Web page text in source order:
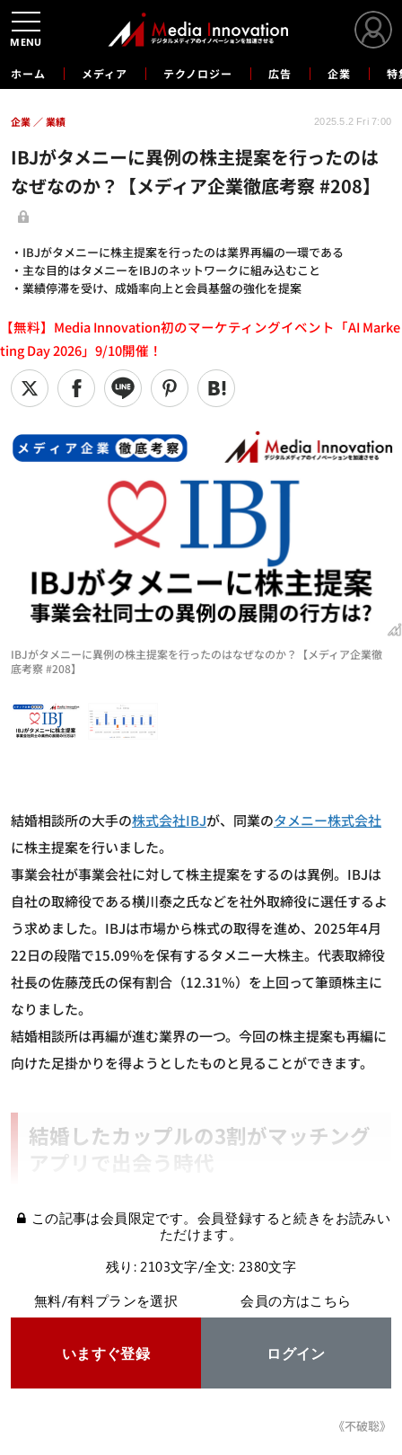
ホーム メディア テクノロジー 広告 企業 特
IBJがタメニーに異例の株主提案を行ったのは
なぜなのか？【メディア企業徹底考察 #208】
・IBJがタメニーに株主提案を行ったのは業界再編の一環である
・主な目的はタメニーをIBJのネットワークに組み込むこと
・業績停滞を受け、成婚率向上と会員基盤の強化を提案
企業 業績 2025.5.2 Fri 7:00
【無料】Media Innovation初のマーケティングイベント「AI Marke
ting Day 2026」9/10開催！
IBJがタメニーに異例の株主提案を行ったのはなぜなのか？【メディア企業徹
底考察 #208】
結婚相談所の大手の株式会社IBJが、同業のタメニー株式会社
に株主提案を行いました。
事業会社が事業会社に対して株主提案をするのは異例。IBJは
自社の取締役である横川泰之氏などを社外取締役に選任するよ
う求めました。IBJは市場から株式の取得を進め、2025年4月
22日の段階で15.09%を保有するタメニー大株主。代表取締役
社長の佐藤茂氏の保有割合（12.31％）を上回って筆頭株主に
なりました。
結婚相談所は再編が進む業界の一つ。今回の株主提案も再編に
向けた足掛かりを得ようとしたものと見ることができます。
結婚したカップルの3割がマッチング
アプリで出会う時代
この記事は会員限定です。会員登録すると続きをお読みい
ただけます。
残り: 2103文字/全文: 2380文字
無料/有料プランを選択
いますぐ登録
会員の方はこちら
ログイン
《不破聡》
MENU